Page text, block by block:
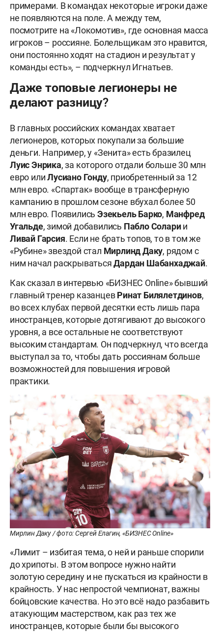
примерами. В командах некоторые игроки даже
не появляются на поле. А между тем,
посмотрите на «Локомотив», где основная масса
игроков – россияне. Болельщикам это нравится,
они постоянно ходят на стадион и результат у
команды есть», – подчеркнул Игнатьев.
Даже топовые легионеры не
делают разницу?
В главных российских командах хватает
легионеров, которых покупали за большие
деньги. Например, у «Зенита» есть бразилец
Луис Энрика, за которого отдали больше 30 млн
евро илиЛусиано Гонду, приобретенный за 12
млн евро. «Спартак» вообще в трансферную
кампанию в прошлом сезоне вбухал более 50
млн евро. Появились Эзекьель Барко, Манфред
Угальде, зимой добавились Пабло Соларии
Ливай Гарсия. Если не брать топов, то в том же
«Рубине» звездой стал Мирлинд Даку, рядом с
ним начал раскрыватьсяДардан Шабанхаджай.
Как сказал в интервью «БИЗНЕС Online» бывший
главный тренер казанцевРинат Билялетдинов,
во всех клубах первой десятки есть лишь пара
иностранцев, которые дотягивают до высокого
уровня, а все остальные не соответствуют
высоким стандартам. Он подчеркнул, что всегда
выступал за то, чтобы дать россиянам больше
возможностей для повышения игровой
практики.
Мирлин Даку / фото: Сергей Елагин, «БИЗНЕС Online»
«Лимит – избитая тема, о ней и раньше спорили
до хрипоты. В этом вопросе нужно найти
золотую середину и не пускаться из крайности в
крайность. У нас непростой чемпионат, важны
бойцовские качества. Но это всё надо разбавить
атакующим мастерством, как раз тех же
иностранцев, которые были бы высокого